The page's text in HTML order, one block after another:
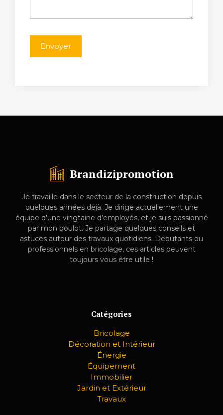
Brandizipromotion
Je travaille dans le secteur de la construction depuis
quelques années déjà. Je dirige actuellement une
équipe d'une vingtaine d'employés, et je suis passionné
par mon boulot. Je partage quelques conseils et
astuces autour des travaux quotidiens. Débutants ou
professionnels en bricolage, ces articles peuvent
toujours vous être utile !
Catégories
Bricolage
Décoration et Intérieur
Énergie
Équipement
Immobilier
Jardin et Extérieur
Travaux